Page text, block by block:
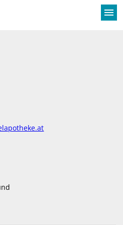
menu
Freund an der Seite,